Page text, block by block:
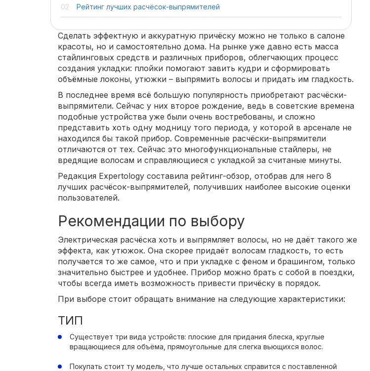
Рейтинг лучших расчёсок-выпрямителей
Сделать эффектную и аккуратную причёску можно не только в салоне
красоты, но и самостоятельно дома. На рынке уже давно есть масса
стайлинговых средств и различных приборов, облегчающих процесс
создания укладки: плойки помогают завить кудри и сформировать
объёмные локоны, утюжки – выпрямить волосы и придать им гладкость.
В последнее время всё большую популярность приобретают расчёски-
выпрямители. Сейчас у них второе рождение, ведь в советские времена
подобные устройства уже были очень востребованы, и сложно
представить хоть одну модницу того периода, у которой в арсенале не
находился бы такой прибор. Современные расчёски-выпрямители
отличаются от тех. Сейчас это многофункциональные стайлеры, не
вредящие волосам и справляющиеся с укладкой за считаные минуты.
Редакция Expertology составила рейтинг-обзор, отобрав для него 8
лучших расчёсок-выпрямителей, получивших наиболее высокие оценки
пользователей.
Рекомендации по выбору
Электрическая расчёска хоть и выпрямляет волосы, но не даёт такого же
эффекта, как утюжок. Она скорее придаёт волосам гладкость, то есть
получается то же самое, что и при укладке с феном и брашингом, только
значительно быстрее и удобнее. Прибор можно брать с собой в поездки,
чтобы всегда иметь возможность привести причёску в порядок.
При выборе стоит обращать внимание на следующие характеристики:
ТИП
Существует три вида устройств: плоские для придания блеска, круглые
вращающиеся для объёма, прямоугольные для слегка вьющихся волос.
Покупать стоит ту модель, что лучше остальных справится с поставленной